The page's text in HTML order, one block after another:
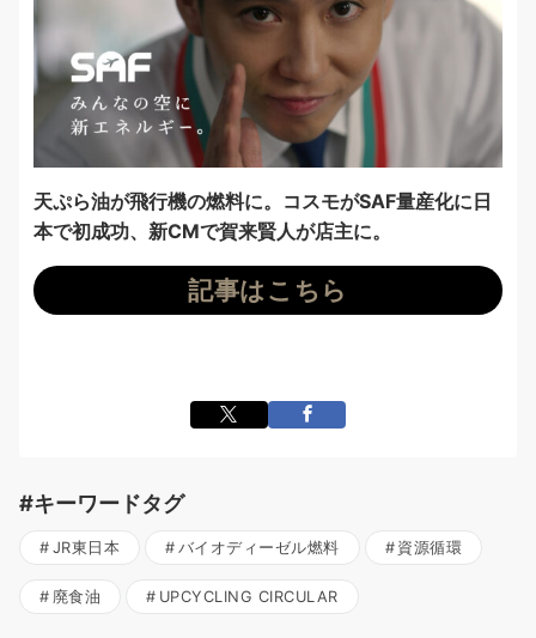
天ぷら油が飛行機の燃料に。コスモがSAF量産化に日
本で初成功、新CMで賀来賢人が店主に。
記事はこちら
#キーワードタグ
JR東日本 バイオディーゼル燃料 資源循環
廃食油 UPCYCLING CIRCULAR